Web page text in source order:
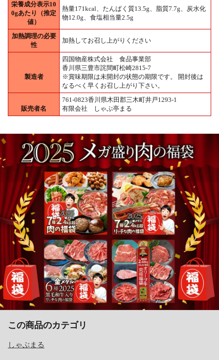
栄養成分表示10
0gあたり（推定
値）
熱量171kcal、たんぱく質13.5g、脂質7.7g、炭水化
物12.0g、食塩相当量2.5g
加熱調理の必要
性
加熱してお召し上がりください
製造者
四国物産株式会社 食品事業部
香川県三豊市詫間町松崎2815-7
※賞味期限は未開封の状態の期限です。 開封後は
なるべく早くお召し上がり下さい。
販売者名
761-0823香川県木田郡三木町井戸1293-1
有限会社 しゃぶ亭まる
この商品のカテゴリ
しゃぶまる